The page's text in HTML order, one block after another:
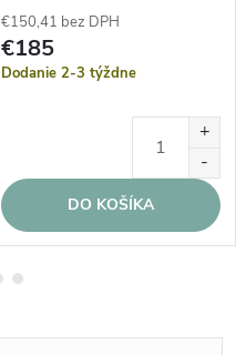
€150,41 bez DPH
€185
Dodanie 2-3 týždne
DO KOŠÍKA